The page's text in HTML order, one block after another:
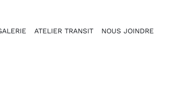
ATELIER TRANSIT NOUS JOINDRE